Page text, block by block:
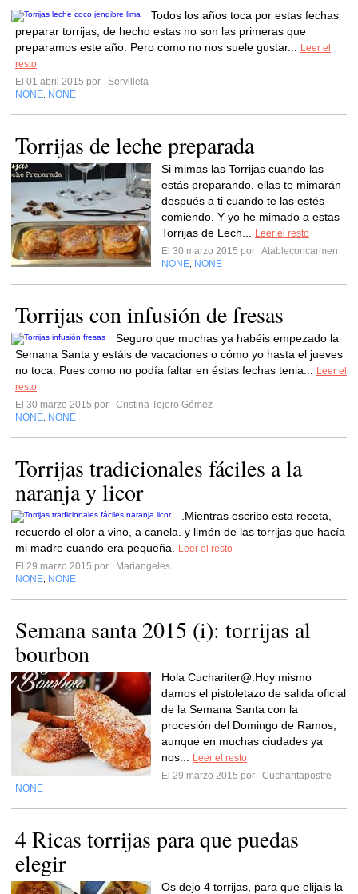
Todos los años toca por estas fechas
preparar torrijas, de hecho estas no son las primeras que
preparamos este año. Pero como no nos suele gustar...
Leer el
resto
El 01 abril 2015 por
Servilleta
NONE NONE
Torrijas de leche preparada
Si mimas las Torrijas cuando las
estás preparando, ellas te mimarán
después a ti cuando te las estés
comiendo. Y yo he mimado a estas
Torrijas de Lech...
Leer el resto
El 30 marzo 2015 por Atableconcarmen
NONE NONE
Torrijas con infusión de fresas
Seguro que muchas ya habéis empezado la
Semana Santa y estáis de vacaciones o cómo yo hasta el jueves
no toca. Pues como no podía faltar en éstas fechas tenia...
Leer el
resto
El 30 marzo 2015 por
Cristina Tejero Gómez
NONE NONE
Torrijas tradicionales fáciles a la
naranja y licor
.Mientras escribo esta receta,
recuerdo el olor a vino, a canela. y limón de las torrijas que hacía
mi madre cuando era pequeña.
Leer el resto
El 29 marzo 2015 por
Mariangeles
NONE NONE
Semana santa 2015 (i): torrijas al
bourbon
Hola Cuchariter@:Hoy mismo
damos el pistoletazo de salida oficial
de la Semana Santa con la
procesión del Domingo de Ramos,
aunque en muchas ciudades ya
nos...
Leer el resto
El 29 marzo 2015 por
Cucharitapostre
NONE
4 Ricas torrijas para que puedas
elegir
Os dejo 4 torrijas, para que elijais la